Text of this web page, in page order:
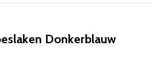
Donkerblauw